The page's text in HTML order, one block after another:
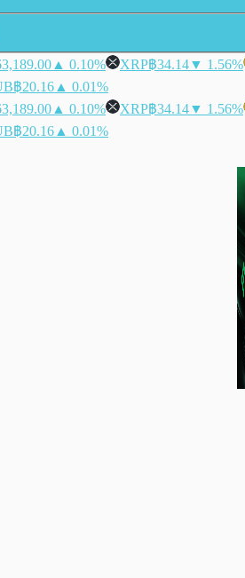
▲ 0.10% XRP฿34.14▼ 1.56%
฿20.16 ▲ 0.01%
▲ 0.10% XRP฿34.14▼ 1.56%
฿20.16 ▲ 0.01%